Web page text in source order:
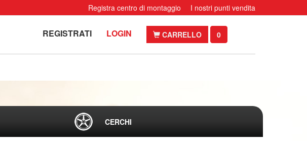
Registra centro di montaggio I nostri punti vendita
REGISTRATI LOGIN CARRELLO 0
CERCHI